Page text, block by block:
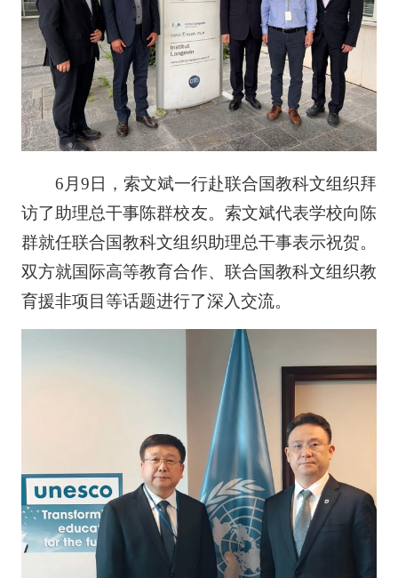
6月9日，索文斌一行赴联合国教科文组织拜
访了助理总干事陈群校友。索文斌代表学校向陈
群就任联合国教科文组织助理总干事表示祝贺。
双方就国际高等教育合作、联合国教科文组织教
育援非项目等话题进行了深入交流。